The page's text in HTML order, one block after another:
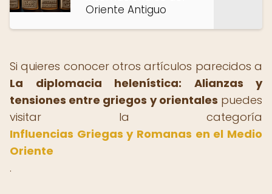
Oriente Antiguo
Si quieres conocer otros artículos parecidos a
La diplomacia helenística: Alianzas y
tensiones entre griegos y orientales puedes
visitar la categoría
Influencias Griegas y Romanas en el Medio
Oriente
.